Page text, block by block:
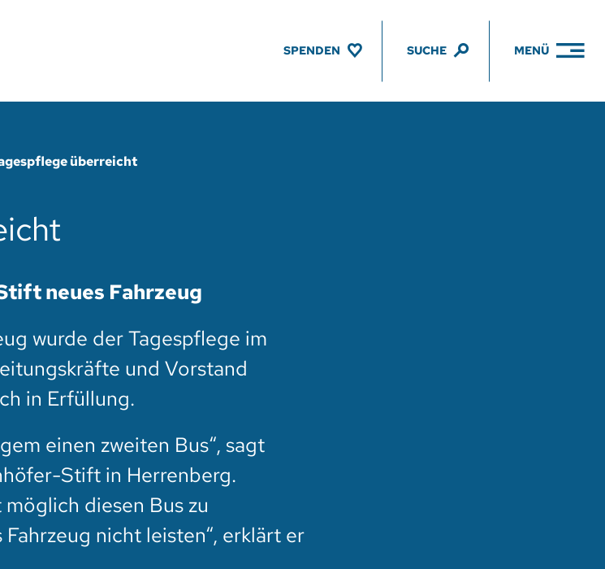
SPENDEN SUCHE MENÜ
überreicht
neues Fahrzeug
wurde der Tagespflege im
und Vorstand
in Erfüllung.
einen zweiten Bus“, sagt
Stift in Herrenberg.
diesen Bus zu
nicht leisten“, erklärt er